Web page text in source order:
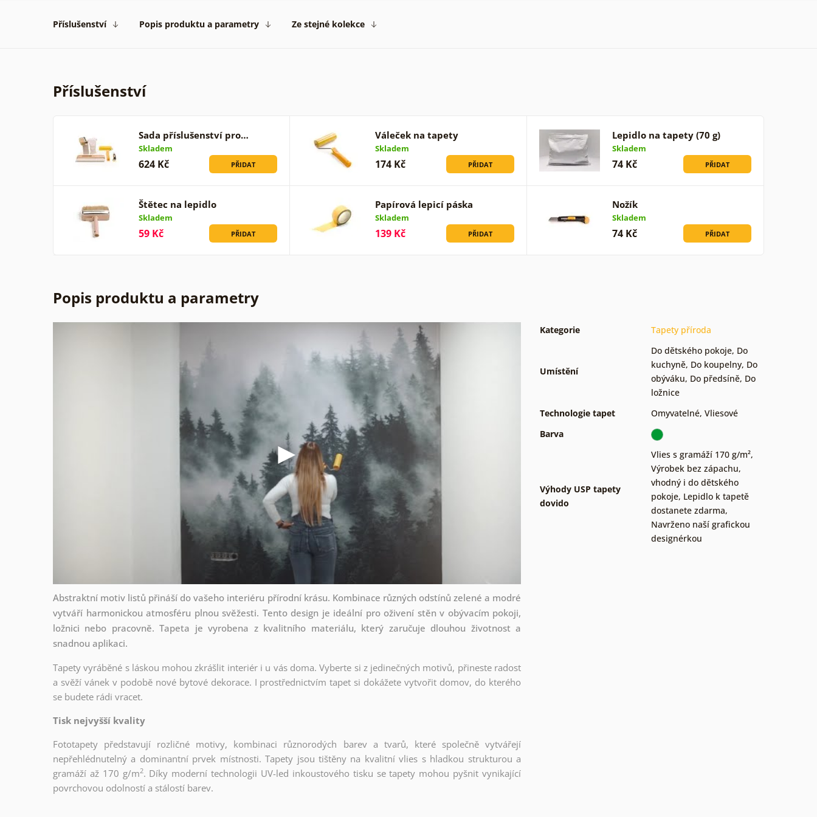
Příslušenství Popis produktu a parametry Ze stejné kolekce
Příslušenství
Sada příslušenství pro…
Skladem
624 Kč PŘIDAT
Váleček na tapety
Skladem
174 Kč PŘIDAT
Lepidlo na tapety (70 g)
Skladem
74 Kč PŘIDAT
Štětec na lepidlo
Skladem
59 Kč PŘIDAT
Papírová lepicí páska
Skladem
139 Kč PŘIDAT
Nožík
Skladem
74 Kč PŘIDAT
Popis produktu a parametry
Abstraktní motiv listů přináší do vašeho interiéru přírodní krásu. Kombinace různých odstínů zelené a modré
vytváří harmonickou atmosféru plnou svěžesti. Tento design je ideální pro oživení stěn v obývacím pokoji,
ložnici nebo pracovně. Tapeta je vyrobena z kvalitního materiálu, který zaručuje dlouhou životnost a
snadnou aplikaci.
Tapety vyráběné s láskou mohou zkrášlit interiér i u vás doma. Vyberte si z jedinečných motivů, přineste radost
a svěží vánek v podobě nové bytové dekorace. I prostřednictvím tapet si dokážete vytvořit domov, do kterého
se budete rádi vracet.
Tisk nejvyšší kvality
Fototapety představují rozličné motivy, kombinaci různorodých barev a tvarů, které společně vytvářejí
nepřehlédnutelný a dominantní prvek místnosti. Tapety jsou tištěny na kvalitní vlies s hladkou strukturou a
gramáží až 170 g/m2. Díky moderní technologii UV-led inkoustového tisku se tapety mohou pyšnit vynikající
povrchovou odolností a stálostí barev.
Kategorie Tapety příroda
Umístění
Do dětského pokoje, Do
kuchyně, Do koupelny, Do
obýváku, Do předsíně, Do
ložnice
Technologie tapet
Omyvatelné, Vliesové
Barva
Výhody USP tapety
dovido
Vlies s gramáží 170 g/m²,
Výrobek bez zápachu,
vhodný i do dětského
pokoje, Lepidlo k tapetě
dostanete zdarma,
Navrženo naší grafickou
designérkou